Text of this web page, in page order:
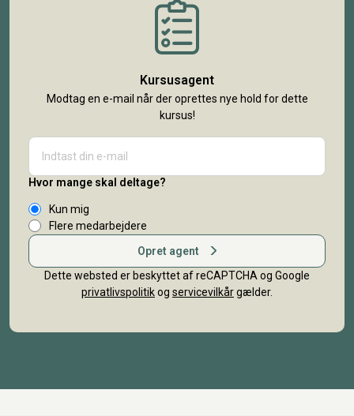
Kursusagent
Modtag en e-mail når der oprettes nye hold for dette
kursus!
Hvor mange skal deltage?
Kun mig
Flere medarbejdere
Opret agent
Dette websted er beskyttet af reCAPTCHA og Google
privatlivspolitikog servicevilkårgælder.